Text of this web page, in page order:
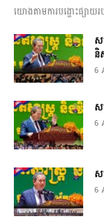
យោងតាមការបង្ហោះផ្សាយ
ស
និ
6
ស
6
ស
6